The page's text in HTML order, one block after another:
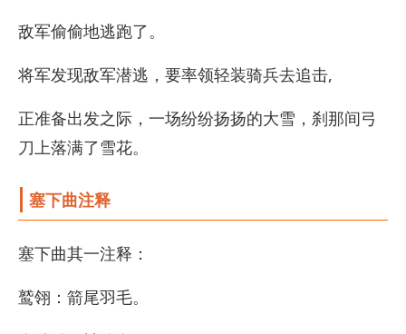
敌军偷偷地逃跑了。
将军发现敌军潜逃，要率领轻装骑兵去追击,
正准备出发之际，一场纷纷扬扬的大雪，刹那间弓
刀上落满了雪花。
塞下曲注释
塞下曲其一注释：
鹫翎：箭尾羽毛。